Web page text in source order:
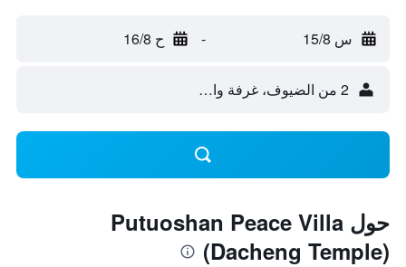
س 15/8 - ح 16/8
2 من الضيوف، غرفة واحدة
حول Putuoshan Peace Villa
(Dacheng Temple)